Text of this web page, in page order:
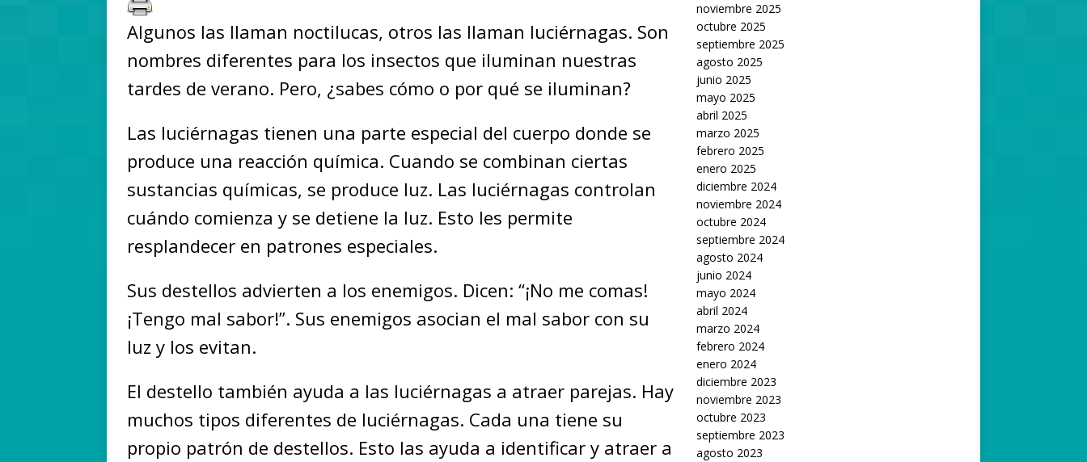
Algunos las llaman noctilucas, otros las llaman luciérnagas. Son
nombres diferentes para los insectos que iluminan nuestras
tardes de verano. Pero, ¿sabes cómo o por qué se iluminan?
Las luciérnagas tienen una parte especial del cuerpo donde se
produce una reacción química. Cuando se combinan ciertas
sustancias químicas, se produce luz. Las luciérnagas controlan
cuándo comienza y se detiene la luz. Esto les permite
resplandecer en patrones especiales.
Sus destellos advierten a los enemigos. Dicen: “¡No me comas!
¡Tengo mal sabor!”. Sus enemigos asocian el mal sabor con su
luz y los evitan.
El destello también ayuda a las luciérnagas a atraer parejas. Hay
muchos tipos diferentes de luciérnagas. Cada una tiene su
propio patrón de destellos. Esto las ayuda a identificar y atraer a
noviembre 2025
octubre 2025
septiembre 2025
agosto 2025
junio 2025
mayo 2025
abril 2025
marzo 2025
febrero 2025
enero 2025
diciembre 2024
noviembre 2024
octubre 2024
septiembre 2024
agosto 2024
junio 2024
mayo 2024
abril 2024
marzo 2024
febrero 2024
enero 2024
diciembre 2023
noviembre 2023
octubre 2023
septiembre 2023
agosto 2023